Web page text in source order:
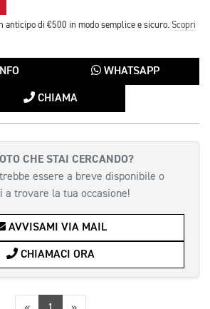
anticipo di €500 in modo semplice e sicuro. Scopri
WHATSAPP
CHIAMA
CHE STAI CERCANDO?
essere a breve disponibile o
a trovare la tua occasione!
AVVISAMI VIA MAIL
CHIAMACI ORA